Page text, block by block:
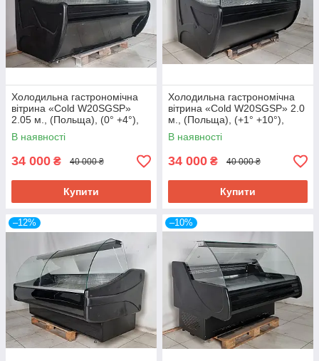
Холодильна гастрономічна
вітрина «Cold W20SGSP»
2.05 м., (Польща), (0° +4°),
викладка 72 см., Б/у
В наявності
34 000 ₴ 40 000 ₴
Купити
Холодильна гастрономічна
вітрина «Cold W20SGSP» 2.0
м., (Польща), (+1° +10°),
викладка 75 см., Б/у
В наявності
34 000 ₴ 40 000 ₴
Купити
–12% –10%